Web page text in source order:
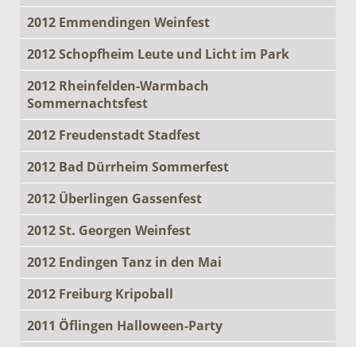
2012 Emmendingen Weinfest
2012 Schopfheim Leute und Licht im Park
2012 Rheinfelden-Warmbach
Sommernachtsfest
2012 Freudenstadt Stadfest
2012 Bad Dürrheim Sommerfest
2012 Überlingen Gassenfest
2012 St. Georgen Weinfest
2012 Endingen Tanz in den Mai
2012 Freiburg Kripoball
2011 Öflingen Halloween-Party